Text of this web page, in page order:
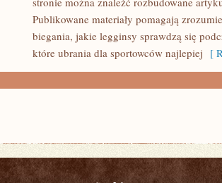
PRODUKTÓWPublikowane materiały pomagają
biegania, jakie legginsy sprawdzą się
które ubrania dla sportowców najlepiej [